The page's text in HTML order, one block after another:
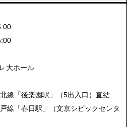
大ホール
線「後楽園駅」（5出入口）直結
線「春日駅」（文京シビックセンタ